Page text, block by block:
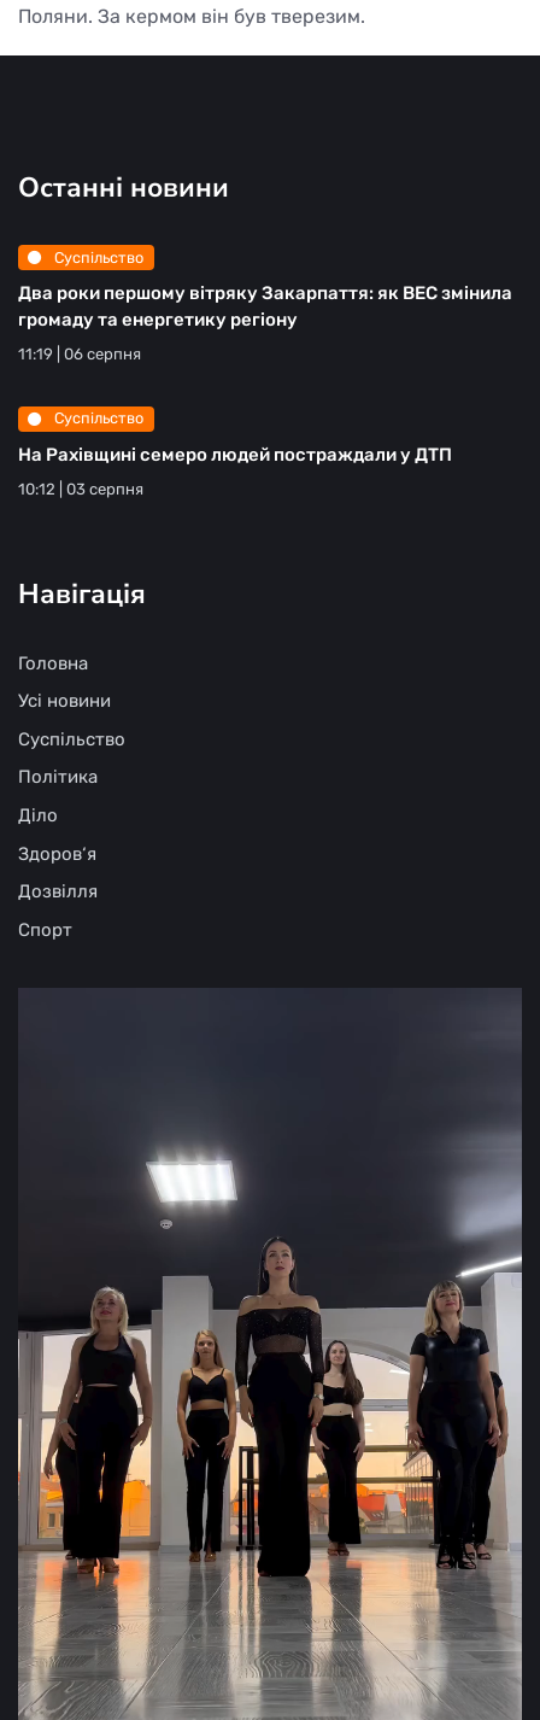
Поляни. За кермом він був тверезим.
Останні новини
Суспільство
Два роки першому вітряку Закарпаття: як ВЕС змінила
громаду та енергетику регіону
11:19 | 06 серпня
Суспільство
На Рахівщині семеро людей постраждали у ДТП
10:12 | 03 серпня
Навігація
Головна
Усі новини
Суспільство
Політика
Діло
Здоров‘я
Дозвілля
Спорт